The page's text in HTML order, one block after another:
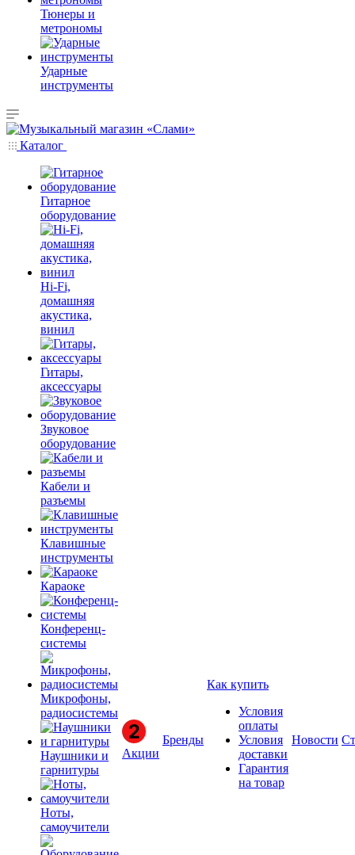
Тюнеры и
метрономы
Ударные
инструменты
Каталог
Гитарное
оборудование
Hi-Fi,
домашняя
акустика,
винил
Гитары,
аксессуары
Звуковое
оборудование
Кабели и
разъемы
Клавишные
инструменты
Караоке
Конференц-
системы
Микрофоны,
радиосистемы
Наушники и
гарнитуры
Ноты,
самоучители
Акции
Бренды
Как купить
Условия
оплаты
Условия
доставки
Гарантия
на товар
Новости